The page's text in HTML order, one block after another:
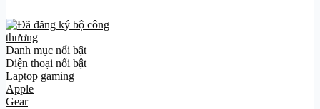
Danh mục nổi bật
Điện thoại nổi bật
Laptop gaming
Apple
Gear